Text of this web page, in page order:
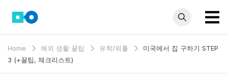
content
모인 해
외송금
까지 꼭 알아야 할
Home 해외 생활 꿀팁 유학/워홀
미국에서 집 구하기 STEP
3 (+꿀팁, 체크리스트)